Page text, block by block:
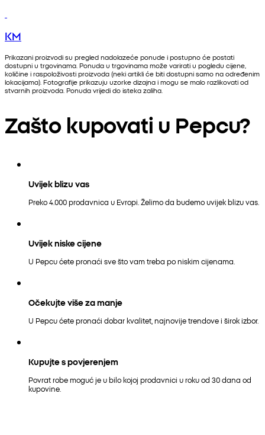
KM
Prikazani proizvodi su pregled nadolazeće ponude i postupno će postati
dostupni u trgovinama. Ponuda u trgovinama može varirati u pogledu cijene,
količine i raspoloživosti proizvoda (neki artikli će biti dostupni samo na određenim
lokacijama). Fotografije prikazuju uzorke dizajna i mogu se malo razlikovati od
stvarnih proizvoda. Ponuda vrijedi do isteka zaliha.
Zašto kupovati u Pepcu?
Uvijek blizu vas
Preko 4.000 prodavnica u Evropi. Želimo da budemo uvijek blizu vas.
Uvijek niske cijene
U Pepcu ćete pronaći sve što vam treba po niskim cijenama.
Očekujte više za manje
U Pepcu ćete pronaći dobar kvalitet, najnovije trendove i širok izbor.
Kupujte s povjerenjem
Povrat robe moguć je u bilo kojoj prodavnici u roku od 30 dana od
kupovine.